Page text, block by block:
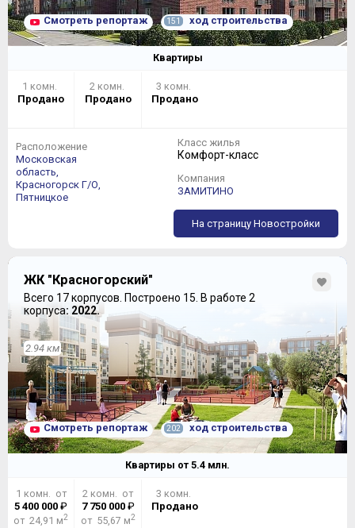
Смотреть репортаж 151 ход строительства
Квартиры
1 комн.
Продано
2 комн.
Продано
3 комн.
Продано
Расположение
Московская
область,
Красногорск Г/О,
Пятницкое
Класс жилья
Комфорт-класс
Компания
ЗАМИТИНО
На страницу Новостройки
ЖК "Красногорский"
Всего 17 корпусов. Построено 15. В работе 2
корпуса: 2022.
2.94 км
Смотреть репортаж 202 ход строительства
Квартиры от 5.4 млн.
1 комн. от
5 400 000 ₽
от 24,91 м2
2 комн. от
7 750 000₽
от 55,67 м2
3 комн.
Продано